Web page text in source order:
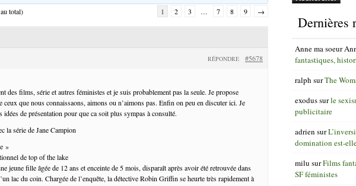
total) 1 2 3 … 7 8 9 →
#5678
RÉPONDRE
des films, série et autres féministes et je suis probablement pas la seule. Je propose
ceux que nous connaissaons, aimons ou n’aimons pas. Enfin on peu en discuter ici. Je
idées de présentation pour que ca soit plus sympas à consulté.
la série de Jane Campion
»
jeune fille âgée de 12 ans et enceinte de 5 mois, disparaît après avoir été retrouvée dans
lac du coin. Chargée de l’enquête, la détective Robin Griffin se heurte très rapidement à
Dernières
Anne ma soeur
fantastiques,
ralph surThe
exodussurle
publicitaire
adrien sur
domination est-
milu surFilms
SF féministes